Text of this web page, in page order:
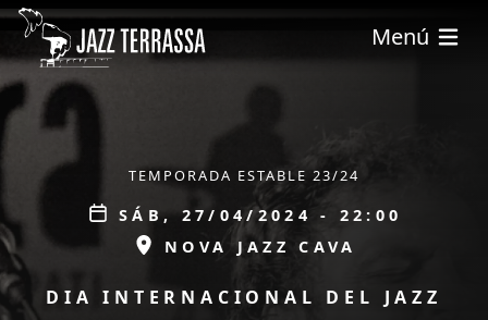
Pasar al contenido principal
Menú
ÀMBIT TEMPORADA ESTABLE 23/24
Data
SÁB, 27/04/2024 - 22:00
ESPAI
NOVA JAZZ CAVA
PROMOCIÓ
DIA INTERNACIONAL DEL JAZZ